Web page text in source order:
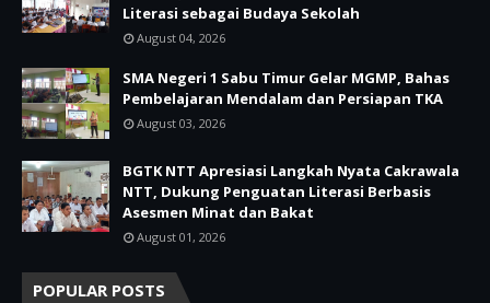
Literasi sebagai Budaya Sekolah
August 04, 2026
SMA Negeri 1 Sabu Timur Gelar MGMP, Bahas
Pembelajaran Mendalam dan Persiapan TKA
August 03, 2026
BGTK NTT Apresiasi Langkah Nyata Cakrawala
NTT, Dukung Penguatan Literasi Berbasis
Asesmen Minat dan Bakat
August 01, 2026
POPULAR POSTS